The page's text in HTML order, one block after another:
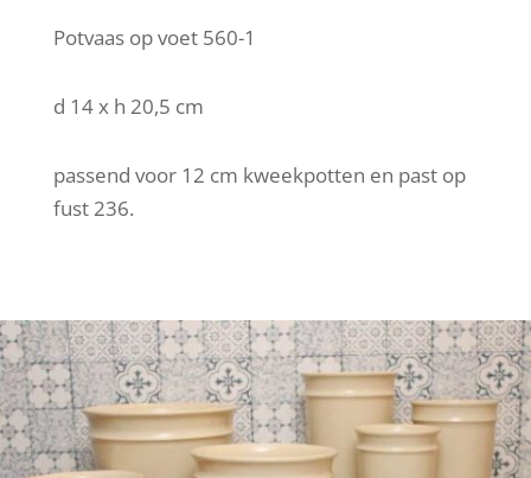
Potvaas op voet 560-1
d 14 x h 20,5 cm
passend voor 12 cm kweekpotten en past op
fust 236.